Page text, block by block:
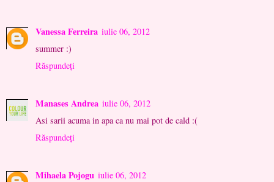
Vanessa Ferreira iulie 06, 2012
summer :)
Răspundeți
Manases Andrea iulie 06, 2012
Asi sarii acuma in apa ca nu mai pot de cald :(
Răspundeți
Mihaela Pojogu iulie 06, 2012